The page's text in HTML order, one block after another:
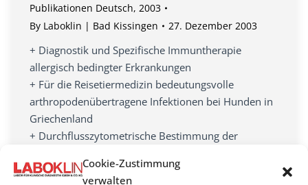
Cookie-Zustimmung
verwalten
Publikationen Deutsch, 2003
By Laboklin | Bad Kissingen 27. Dezember 2003
+ Diagnostik und Spezifische Immuntherapie
allergisch bedingter Erkrankungen
+ Für die Reisetiermedizin bedeutungsvolle
arthropodenübertragene Infektionen bei Hunden in
Griechenland
+ Durchflusszytometrische Bestimmung der
Hunden und Katzen